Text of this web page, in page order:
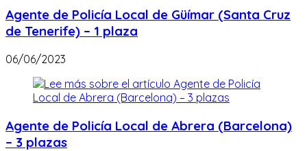
Agente de Policía Local de Güímar (Santa Cruz
de Tenerife) – 1 plaza
06/06/2023
Agente de Policía Local de Abrera (Barcelona)
– 3 plazas